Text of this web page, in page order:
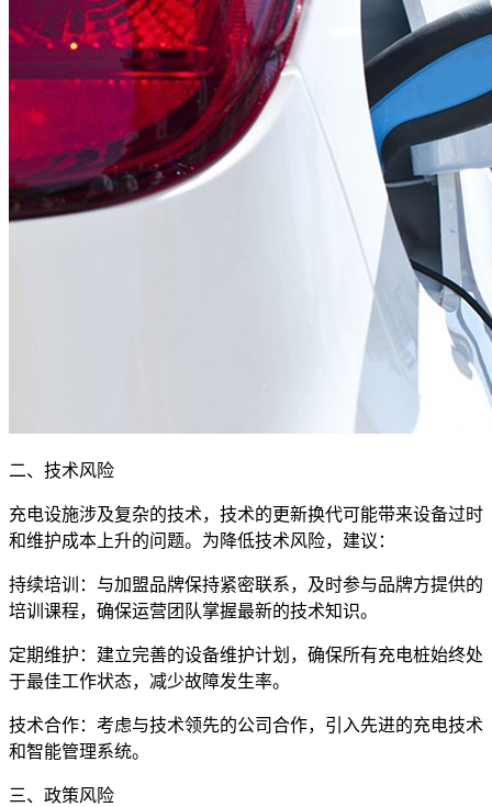
二、技术风险
充电设施涉及复杂的技术，技术的更新换代可能带来设备过时
和维护成本上升的问题。为降低技术风险，建议：
持续培训：与加盟品牌保持紧密联系，及时参与品牌方提供的
培训课程，确保运营团队掌握最新的技术知识。
定期维护：建立完善的设备维护计划，确保所有充电桩始终处
于最佳工作状态，减少故障发生率。
技术合作：考虑与技术领先的公司合作，引入先进的充电技术
和智能管理系统。
三、政策风险